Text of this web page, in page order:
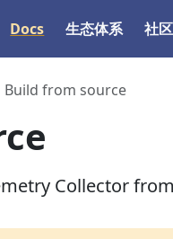
Docs 生态体系 社区
Build from source
Collector